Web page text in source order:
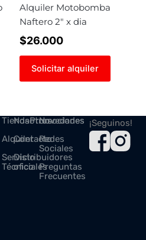
Alquiler Motobomba
Naftero 2″ x dia
$26.000
Solicitar alquiler
Tienda
Alquiler
Servicio
Técnico
Nosotros
Contacto
Distribuidores
oficiales
Promociones
Novedades
Redes
Sociales
Preguntas
Frecuentes
¡Seguinos!